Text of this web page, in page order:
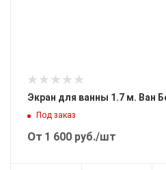
Экран для ванны 1.7 м. Ван
Под заказ
От 1 600 руб./шт